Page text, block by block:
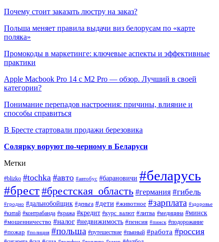
Почему стоит заказать люстру на заказ?
Польша меняет правила выдачи виз белорусам по «карте
поляка»
Промокоды в маркетинге: ключевые аспекты и эффективные
практики
Apple Macbook Pro 14 с M2 Pro — обзор. Лучший в своей
категории?
Понимание перепадов настроения: причины, влияние и
способы справиться
В Бресте стартовали продажи березовика
Солярку воруют по-черному в Беларуси
Метки
#blizko #tochka #авто #автобус #барановичи #беларусь
#брест#брестская_область #германия #гибель
#гродно #дальнобойщик #деньга #дети #животное #зарплата #здоровье
#китай #контрабанда #кража #кредит #курс_валют #литва #медицина #минск
#мошенничество #налог #недвижимость #пенсия #пинск #подорожание
#пожар #полиция #польша #путешествие #пьяный #работа #россия